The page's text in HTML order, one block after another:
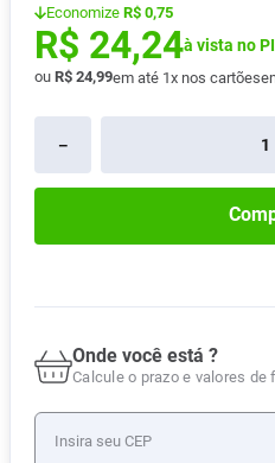
Economize R$ 0,75
R$ 24,24à vista no
ou R$ 24,99em até 1x nos cartões
－
Onde você está ?
Calcule o prazo e valores
10 Vitamina D